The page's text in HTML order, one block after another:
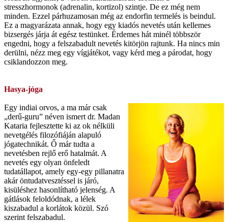
stresszhormonok (adrenalin, kortizol) szintje. De ez még nem
minden. Ezzel párhuzamosan még az endorfin termelés is beindul.
Ez a magyarázata annak, hogy egy kiadós nevetés után kellemes
bizsergés járja át egész testünket. Érdemes hát minél többször
engedni, hogy a felszabadult nevetés kitörjön rajtunk. Ha nincs min
derülni, nézz meg egy vígjátékot, vagy kérd meg a párodat, hogy
csiklandozzon meg.
Hasya-jóga
Egy indiai orvos, a ma már csak
„derű-guru” néven ismert dr. Madan
Kataria fejlesztette ki az ok nélküli
nevetgélés filozófiáján alapuló
jógatechnikát. Ő már tudta a
nevetésben rejlő erő hatalmát. A
nevetés egy olyan önfeledt
tudatállapot, amely egy-egy pillanatra
akár öntudatvesztéssel is járó,
kisüléshez hasonlítható jelenség. A
gátlások feloldódnak, a lélek
kiszabadul a korlátok közül. Szó
szerint felszabadul.